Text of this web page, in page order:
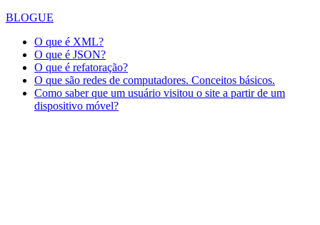
BLOGUE
O que é XML?
O que é JSON?
O que é refatoração?
O que são redes de computadores. Conceitos básicos.
Como saber que um usuário visitou o site a partir de um
dispositivo móvel?